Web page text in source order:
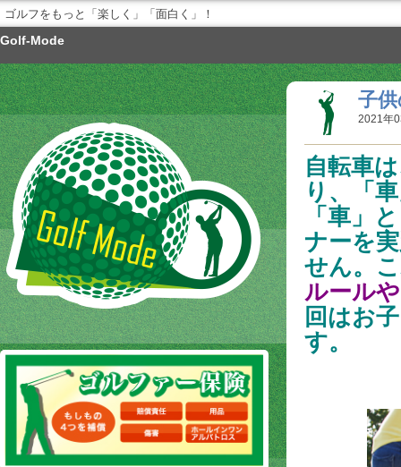
ゴルフをもっと「楽しく」「面白く」！
Golf-Mode
子
2021年
自転車
り、「
「車」
ナーを
せん。
ルール
回はお
す。